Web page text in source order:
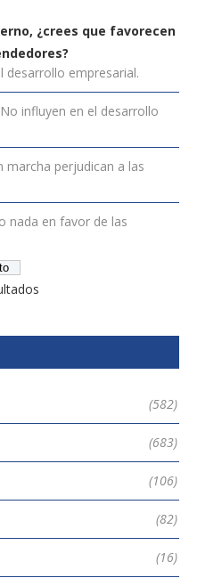
¿crees que favorecen
desarrollo empresarial.
influyen en el desarrollo
marcha perjudican a las
nada en favor de las
(582)
(683)
(106)
(82)
(16)